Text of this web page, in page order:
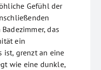
Gefühl der
das
ein
ist, grenzt an eine
wie eine dunkle,